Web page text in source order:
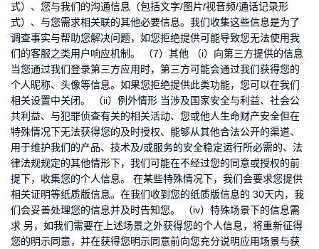
式）、您与我们的沟通信息（包括文字/图片/视音频/通话记录形
式）、与您需求相关联的其他必要信息。我们收集这些信息是为了
调查事实与帮助您解决问题，如您拒绝提供可能导致您无法使用我
们的客服之类用户响应机制。 （7）其他 （i）向第三方提供的信息
当您通过我们登录第三方应用时，第三方可能会通过我们获得您的
个人昵称、头像等信息。如果您拒绝提供此类功能，您可以在我们
相关设置中关闭。 （ii）例外情形 当涉及国家安全与利益、社会公
共利益、与犯罪侦查有关的相关活动、您或他人生命财产安全但在
特殊情况下无法获得您的及时授权、能够从其他合法公开的渠道、
用于维护我们的产品、技术及/或服务的安全稳定运行所必需的、法
律法规规定的其他情形下，我们可能在不经过您的同意或授权的前
提下，收集您的个人信息。 在某些特殊情况下，我们会要求您提供
相关证明等纸质版信息。在我们收到您的纸质版信息的 30天内，我
们会妥善处理您的信息并及时告知您。 （iv）特殊场景下的信息需
求 另，如我们需要在上述场景之外获得您的个人信息，将重新征得
您的明示同意，并在获得您明示同意前向您充分说明应用场景与获